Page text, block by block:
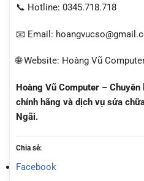
📞 Hotline: 0345.718.718
📧 Email:
🌐 Website: Hoàng Vũ
Hoàng Vũ Computer –
chính hãng và dịch vụ sửa
Ngãi.
Chia sẻ:
Facebook